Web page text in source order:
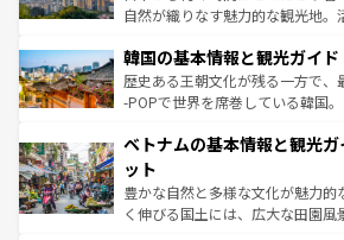
っている。訪れるたびに新しい発
はコンテンツ一覧を参照してほし
ど、見どころがたくさん。また、
いる。アクティビティも充実して
ビング、ハイキングなど、アウト
い。オーストラリアの多彩な魅力
参照してほしい。
自然が織りなす魅力的な観光地。
ン）、静ひつな山岳地帯である台
と山間の静けさが共存しており、
驚きをもたらしてくれる。また、
容にもいいと評判のスイーツなど
照してほしい。
韓国の基本情報と観光ガイ
歴史ある王朝文化が残る一方で、
-POPで世界を席巻している韓国
き、地方に足を延ばせば四季折々
できる。そして、キムチや焼肉、
まで、さまざまな韓国料理が待っ
らではのナイトライフも堪能でき
ベトナムの基本情報と観光
ット
豊かな自然と多様な文化が魅力
く伸びる国土には、広大な田園風